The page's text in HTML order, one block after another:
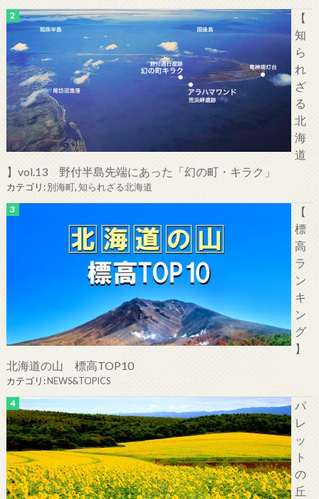
【
知
ら
れ
ざ
る
北
海
道
】vol.13 野付半島先端にあった「幻の町・キラク」
カテゴリ:別海町,知られざる北海道
【
標
高
ラ
ン
キ
ン
グ
】
北海道の山 標高TOP10
カテゴリ:NEWS&TOPICS
パ
レ
ッ
ト
の
丘